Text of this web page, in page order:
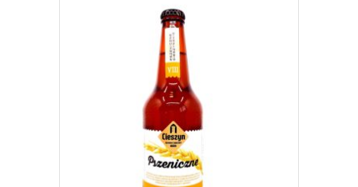
DOWIEDZ SIĘ WIĘCEJ